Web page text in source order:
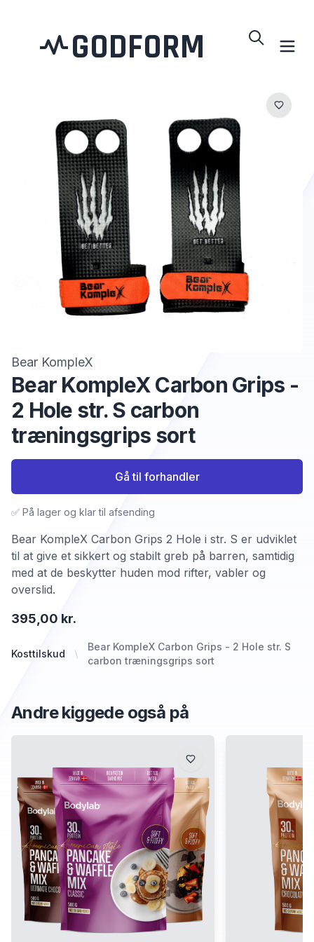
GODFORM
Bear KompleX
Bear KompleX Carbon Grips -
2 Hole str. S carbon
træningsgrips sort
Kosttilskud
Bear KompleX Carbon Grips - 2 Hole str. S
carbon træningsgrips sort
395,00 kr.
Bear KompleX Carbon Grips 2 Hole i str. S er udviklet
til at give et sikkert og stabilt greb på barren, samtidig
med at de beskytter huden mod rifter, vabler og
overslid.
✅ På lager og klar til afsending
Gå til forhandler
Andre kiggede også på